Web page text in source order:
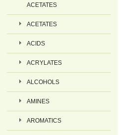
ACETATES
ACETATES
ACIDS
ACRYLATES
ALCOHOLS
AMINES
AROMATICS